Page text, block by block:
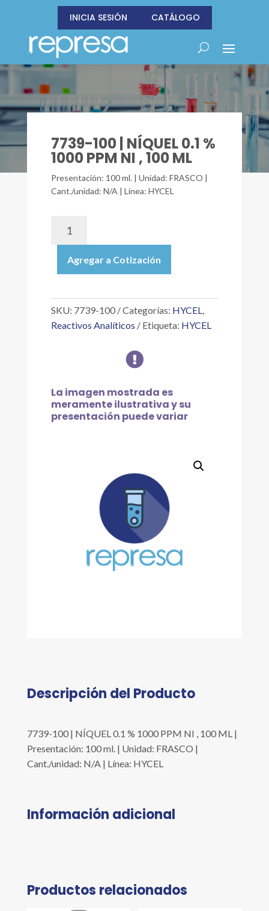
INICIA SESIÓN CATÁLOGO
7739-100 | NÍQUEL 0.1 %
1000 PPM NI , 100 ML
Presentación: 100 ml. | Unidad: FRASCO |
Cant./unidad: N/A | Línea: HYCEL
NÍQUEL
0.1
1000
NI
cantidad
Agregar a Cotización
SKU: 7739-100 Categorías: HYCEL,
Reactivos Analíticos
Etiqueta: HYCEL

La imagen mostrada es
meramente ilustrativa y su
presentación puede variar
Descripción del Producto
7739-100 | NÍQUEL 0.1 % 1000 PPM NI , 100 ML |
Presentación: 100 ml. | Unidad: FRASCO |
Cant./unidad: N/A | Línea: HYCEL
Información adicional
Productos relacionados